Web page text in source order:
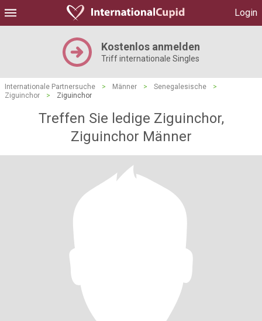
Login
Kostenlos anmelden
Triff internationale Singles
Internationale Partnersuche > Männer > Senegalesische
>
Ziguinchor
> Ziguinchor
Treffen Sie ledige Ziguinchor,
Ziguinchor Männer